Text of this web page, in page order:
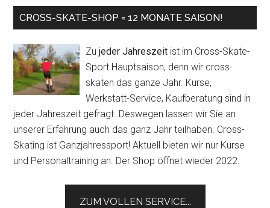
CROSS-SKATE-SHOP = 12 MONATE SAISON!
Zujeder Jahreszeit ist im Cross-Skate-
Sport Hauptsaison, denn wir cross-
skaten das ganze Jahr. Kurse,
Werkstatt-Service, Kaufberatung sind in
jeder Jahreszeit gefragt. Deswegen lassen wir Sie an
unserer Erfahrung auch das ganz Jahr teilhaben. Cross-
Skating ist Ganzjahressport! Aktuell bieten wir nur Kurse
und Personaltraining an. Der Shop öffnet wieder 2022.
ZUM VOLLEN SERVICE...